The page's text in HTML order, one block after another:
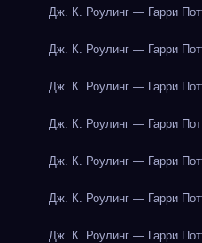
Дж. К. Роулинг — Гарри
Дж. К. Роулинг — Гарри
Дж. К. Роулинг — Гарри
Дж. К. Роулинг — Гарри
Дж. К. Роулинг — Гарри
Дж. К. Роулинг — Гарри
Дж. К. Роулинг — Гарри